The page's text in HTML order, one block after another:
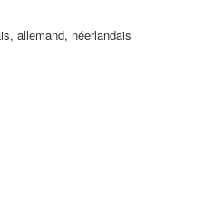
allemand, néerlandais